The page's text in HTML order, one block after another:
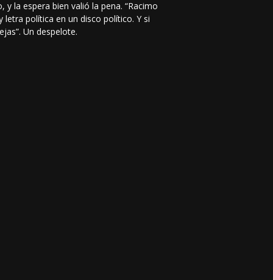
la espera bien valió la pena. “Racimo
política en un disco político. Y si
Un despelote.